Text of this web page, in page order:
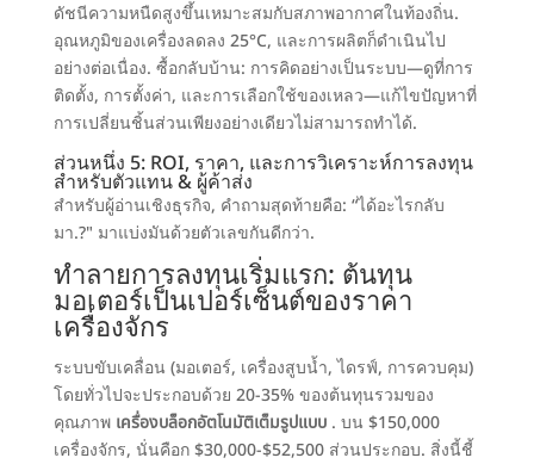
ดัชนีความหนืดสูงขึ้นเหมาะสมกับสภาพอากาศในท้องถิ่น.
อุณหภูมิของเครื่องลดลง 25°C, และการผลิตก็ดำเนินไป
อย่างต่อเนื่อง. ซื้อกลับบ้าน: การคิดอย่างเป็นระบบ—ดูที่การ
ติดตั้ง, การตั้งค่า, และการเลือกใช้ของเหลว—แก้ไขปัญหาที่
การเปลี่ยนชิ้นส่วนเพียงอย่างเดียวไม่สามารถทำได้.
ส่วนหนึ่ง 5: ROI, ราคา, และการวิเคราะห์การลงทุน
สำหรับตัวแทน & ผู้ค้าส่ง
สำหรับผู้อ่านเชิงธุรกิจ, คำถามสุดท้ายคือ: “ได้อะไรกลับ
มา.?" มาแบ่งมันด้วยตัวเลขกันดีกว่า.
ทำลายการลงทุนเริ่มแรก: ต้นทุน
มอเตอร์เป็นเปอร์เซ็นต์ของราคา
เครื่องจักร
ระบบขับเคลื่อน (มอเตอร์, เครื่องสูบน้ำ, ไดรฟ์, การควบคุม)
โดยทั่วไปจะประกอบด้วย 20-35% ของต้นทุนรวมของ
คุณภาพ เครื่องบล็อกอัตโนมัติเต็มรูปแบบ . บน $150,000
เครื่องจักร, นั่นคือก$30,000-$52,500 ส่วนประกอบ. สิ่งนี้ชี้